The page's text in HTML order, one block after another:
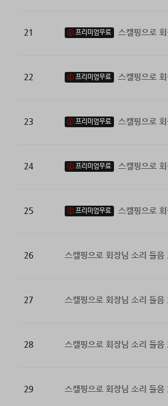
21 프리미엄무료 스캘핑으로
22 프리미엄무료 스캘핑으로
23 프리미엄무료 스캘핑으로
24 프리미엄무료 스캘핑으로
25 프리미엄무료 스캘핑으로
26 스캘핑으로 회장님 소리 들음
27 스캘핑으로 회장님 소리 들음
28 스캘핑으로 회장님 소리 들음
29 스캘핑으로 회장님 소리 들음